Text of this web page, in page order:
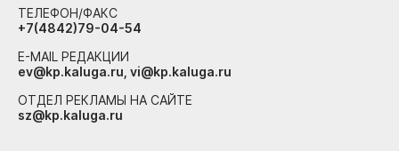
ТЕЛЕФОН/ФАКС
+7(4842)79-04-54
E-MAIL РЕДАКЦИИ
ev@kp.kaluga.ru, vi@kp.kaluga.ru
ОТДЕЛ РЕКЛАМЫ НА САЙТЕ
sz@kp.kaluga.ru